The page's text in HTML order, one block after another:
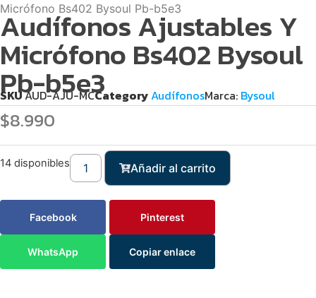
Micrófono Bs402 Bysoul Pb-b5e3
Audífonos Ajustables Y
Micrófono Bs402 Bysoul
Pb-b5e3
SKUAUD-AJU-MCCategoryAudífonosMarca: Bysoul
$8.990
14 disponibles Añadir al carrito
Facebook Pinterest
WhatsApp Copiar enlace